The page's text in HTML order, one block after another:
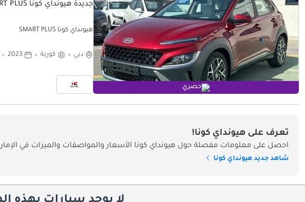
حصري
جديدة هيونداي كونا SMART PLUS
هيونداي كونا SMART PLUS
دبي كورية 2023
تعرف على هيونداي كونا!
احصل على معلومات مفصلة حول هيونداي كونا الأسعار والمواصفات والميزات في
شاهد جديد هيونداي كونا